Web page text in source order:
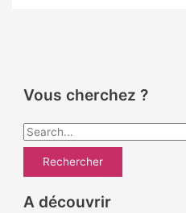
Vous cherchez ?
R
e
A découvrir